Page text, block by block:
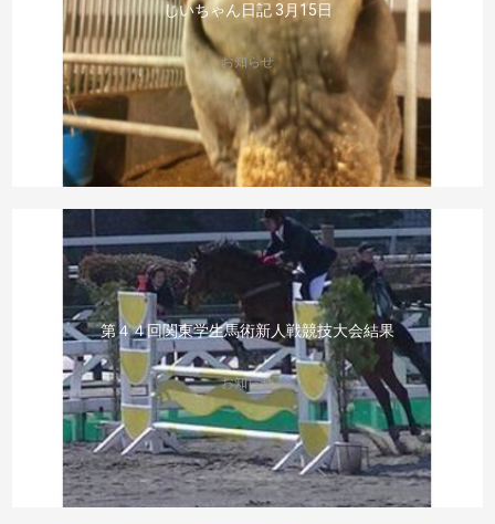
じいちゃん日記 3月15日
お知らせ
第４４回関東学生馬術新人戦競技大会結果
お知らせ